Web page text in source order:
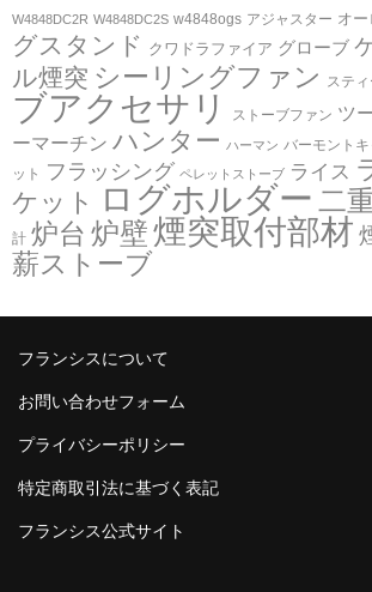
ペイブメント
フランシス公式WEBサイト
W4848DC2R W4848DC2S w4848ogs アジャスター オー
グスタンド クワドラファイア グローブ
ル煙突 シーリングファン ステ
ブアクセサリ
ストーブファン ツ
ーマーチン ハンター ハーマン バーモント
ット
フラッシング ペレットストーブ ライス
ケット
ログホルダー 二
計 炉台 炉壁煙突取付部材
薪ストーブ
フランシスについて
お問い合わせフォーム
プライバシーポリシー
特定商取引法に基づく表記
フランシス公式サイト